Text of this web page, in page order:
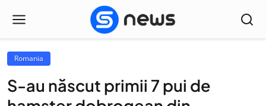
Romania
S-au născut primii 7 pui de